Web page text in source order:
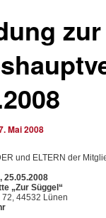
zur
Mai 2008
und ELTERN der
25.05.2008
„Zur Süggel“
72, 44532 Lünen